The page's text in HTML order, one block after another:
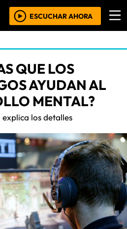
ESCUCHAR AHORA
QUE LOS
AYUDAN AL
MENTAL?
explica los detalles